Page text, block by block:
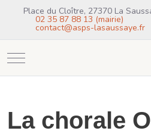
Place du Cloître, 27370 La
02 35 87 88 13 (mairie)
contact@asps-lasaussaye.fr
Mobile Menu Toggle
La chorale